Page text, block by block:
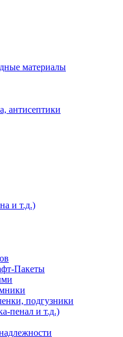
материалы
антисептики
и т.д.)
Пакеты
подгузники
пенал и т.д.)